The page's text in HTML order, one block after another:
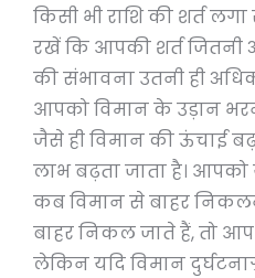
किसी भी राशि की शर्त
रखें कि आपकी शर्त जितनी
की संभावना उतनी ही
आपको विमान के उड़ान
जैसे ही विमान की ऊंचाई
लाभ बढ़ता जाता है।
कब विमान से बाहर
बाहर निकल जाते हैं, तो
लेकिन यदि विमान